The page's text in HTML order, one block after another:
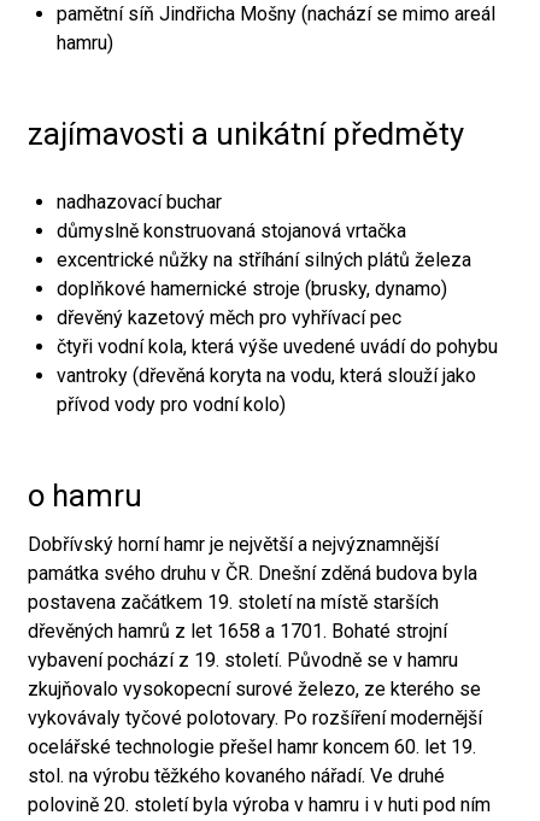
pamětní síň Jindřicha Mošny (nachází se mimo areál
hamru)
zajímavosti a unikátní předměty
nadhazovací buchar
důmyslně konstruovaná stojanová vrtačka
excentrické nůžky na stříhání silných plátů železa
doplňkové hamernické stroje (brusky, dynamo)
dřevěný kazetový měch pro vyhřívací pec
čtyři vodní kola, která výše uvedené uvádí do pohybu
vantroky (dřevěná koryta na vodu, která slouží jako
přívod vody pro vodní kolo)
o hamru
Dobřívský horní hamr je největší a nejvýznamnější
památka svého druhu v ČR. Dnešní zděná budova byla
postavena začátkem 19. století na místě starších
dřevěných hamrů z let 1658 a 1701. Bohaté strojní
vybavení pochází z 19. století. Původně se v hamru
zkujňovalo vysokopecní surové železo, ze kterého se
vykovávaly tyčové polotovary. Po rozšíření modernější
ocelářské technologie přešel hamr koncem 60. let 19.
stol. na výrobu těžkého kovaného nářadí. Ve druhé
polovině 20. století byla výroba v hamru i v huti pod ním